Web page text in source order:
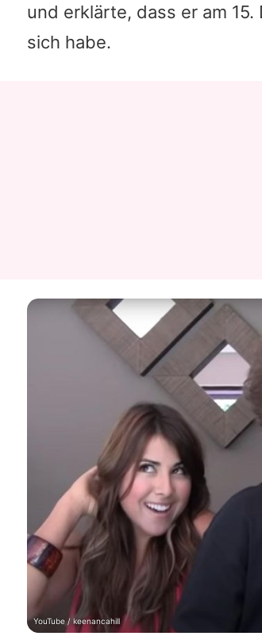
und erklärte, dass er am
sich habe.
YouTube / keenancahill